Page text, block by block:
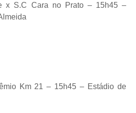
x S.C Cara no Prato – 15h45 –
Km 21 – 15h45 – Estádio de